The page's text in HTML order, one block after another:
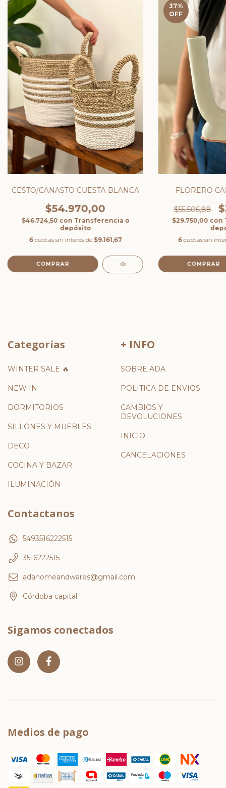
CESTO/CANASTO CUESTA BLANCA
$54.970,00
$46.724,50 con Transferencia o
depósito
6 cuotas sin interés de $9.161,67
COMPRAR
37%
OFF
FLORERO
$55.506,88
$29.750,00 con
6 cuotas sin
COMPRAR
Categorías
WINTER SALE 🔥
NEW IN
DORMITORIOS
SILLONES Y MUEBLES
DECO
COCINA Y BAZAR
ILUMINACIÓN
+ INFO
SOBRE ADA
POLITICA DE ENVIOS
CAMBIOS Y
DEVOLUCIONES
INICIO
CANCELACIONES
Contactanos
5493516222515
3516222515
adahomeandwares@gmail.com
Córdoba capital
Sigamos conectados
Medios de pago